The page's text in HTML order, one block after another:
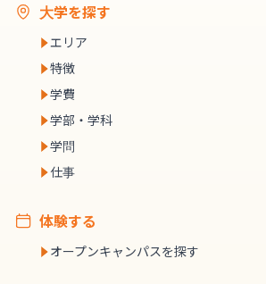
大学を探す
エリア
特徴
学費
学部・学科
学問
仕事
体験する
オープンキャンパスを探す